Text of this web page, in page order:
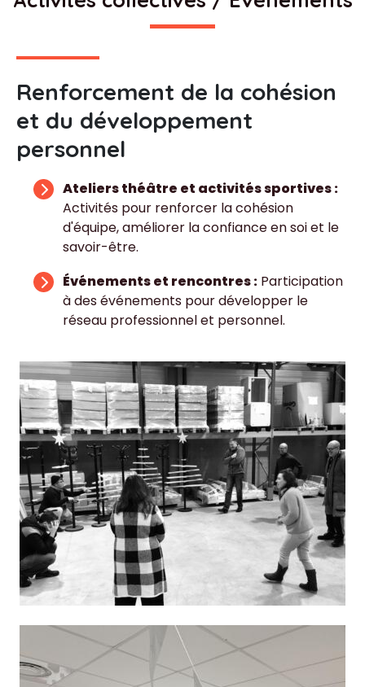
Renforcement de la cohésion
et du développement
personnel
Ateliers théâtre et activités sportives :
Activités pour renforcer la cohésion
d'équipe, améliorer la confiance en soi et le
savoir-être.
Événements et rencontres : Participation
à des événements pour développer le
réseau professionnel et personnel.